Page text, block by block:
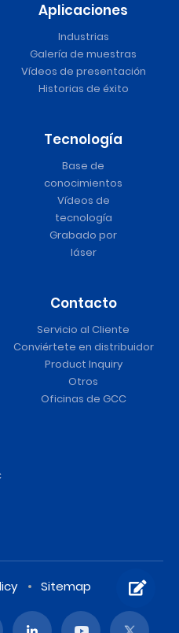
Aplicaciones
Industrias
Galería de muestras
Vídeos de presentación
Historias de éxito
Tecnología
Base de
conocimientos
Vídeos de
tecnología
Grabado por
láser
Contacto
Servicio al Cliente
Conviértete en distribuidor
Product Inquiry
Otros
Oficinas de GCC
Sitemap